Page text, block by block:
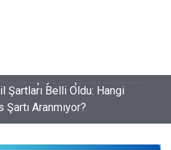
Şartları Belli Oldu: Hangi
Aranmıyor?